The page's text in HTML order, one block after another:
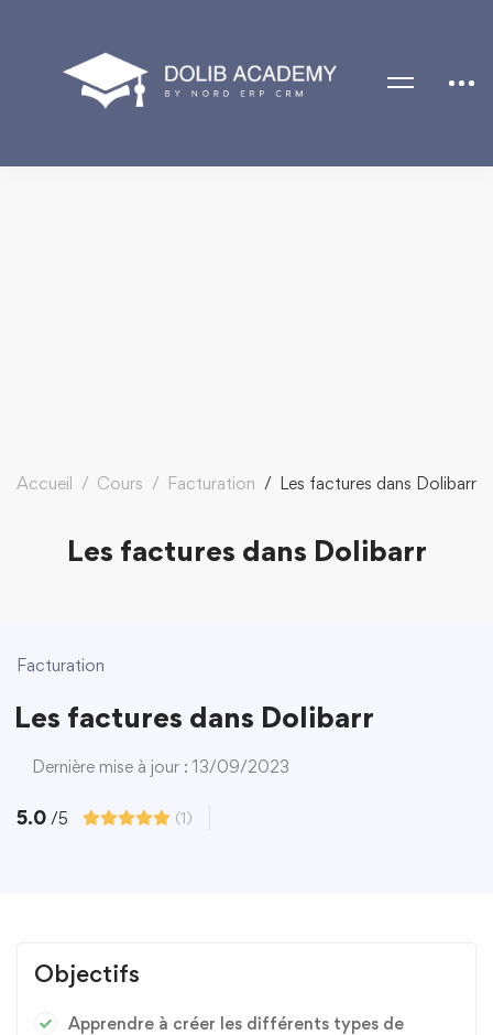
Accueil Cours Facturation Les factures dans Dolibarr
Les factures dans Dolibarr
Facturation
Les factures dans Dolibarr
Dernière mise à jour : 13/09/2023
5.0 /5 (1)
Objectifs
Apprendre à créer les différents types de